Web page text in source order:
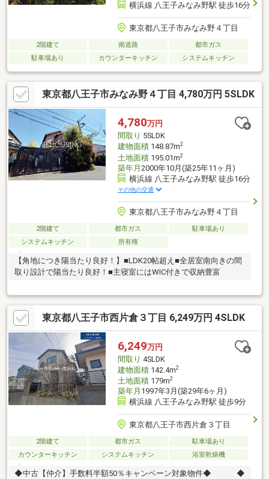
横浜線 八王子みなみ野駅 徒歩16分
東京都八王子市みなみ野４丁目
2階建て 南道路
都市ガス
駐車場あり
カウンターキッチン システムキッチン
東京都八王子市みなみ野４丁目 4,780万円 5SLDK
4,780万円
間取り 5SLDK
建物面積148.87m2
土地面積195.01m2
築年月 2000年10月(築25年11ヶ月)
横浜線 八王子みなみ野駅 徒歩16分
その他の交通
東京都八王子市みなみ野４丁目
2階建て 都市ガス
駐車場あり
システムキッチン
所有権
【角地につき陽当たり良好！】■LDK20帖超え■全居室南向きの間
取り設計で陽当たり良好！■主寝室にはWIC付きで収納豊富
東京都八王子市西片倉３丁目 6,249万円 4SLDK
6,249万円
間取り 4SLDK
建物面積142.4m2
土地面積179m2
築年月 1997年3月(築29年6ヶ月)
横浜線 八王子みなみ野駅 徒歩9分
東京都八王子市西片倉３丁目
2階建て 都市ガス
駐車場あり
カウンターキッチン
システムキッチン 浴室乾燥機
◆中古【仲介】手数料半額50％キャンペーン対象物件◆ ◆